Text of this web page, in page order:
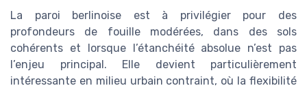
La paroi berlinoise est à privilégier pour des
profondeurs de fouille modérées, dans des sols
cohérents et lorsque l’étanchéité absolue n’est pas
l’enjeu principal. Elle devient particulièrement
intéressante en milieu urbain contraint, où la flexibilité